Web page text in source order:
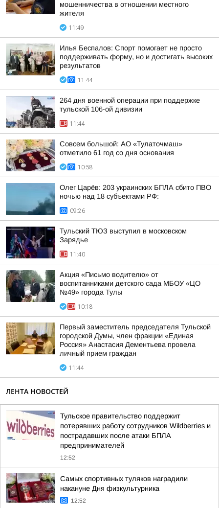
мошенничества в отношении местного
жителя
11:49
Илья Беспалов: Спорт помогает не просто
поддерживать форму, но и достигать высоких
результатов
11:44
264 дня военной операции при поддержке
тульской 106-ой дивизии
11:44
Совсем большой: АО «Тулаточмаш»
отметило 61 год со дня основания
10:58
Олег Царёв: 203 украинских БПЛА сбито ПВО
ночью над 18 субъектами РФ:
09:26
Тульский ТЮЗ выступил в московском
Зарядье
11:40
Акция «Письмо водителю» от
воспитанниками детского сада МБОУ «ЦО
№49» города Тулы
10:18
Первый заместитель председателя Тульской
городской Думы, член фракции «Единая
Россия» Анастасия Дементьева провела
личный прием граждан
11:44
ЛЕНТА НОВОСТЕЙ
Тульское правительство поддержит
потерявших работу сотрудников Wildberries и
пострадавших после атаки БПЛА
предпринимателей
12:52
Самых спортивных туляков наградили
накануне Дня физкультурника
12:52